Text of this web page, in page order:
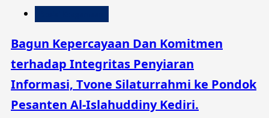
Bagun Kepercayaan Dan Komitmen
terhadap Integritas Penyiaran
Informasi, Tvone Silaturrahmi ke Pondok
Pesanten Al-Islahuddiny Kediri.